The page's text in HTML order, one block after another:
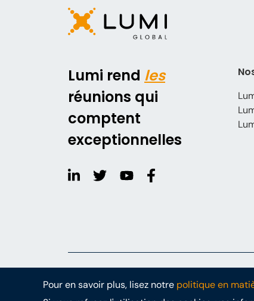
Pour en savoir plus, lisez notre politique en
Lumi rend les
réunions qui
comptent
exceptionnelles
© Lumi Global Politique relative aux cookies